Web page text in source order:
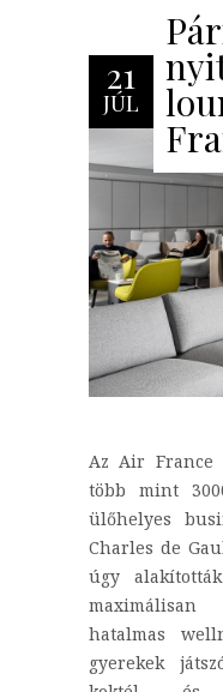
21
JÚL
Az Air France
több mint
ülőhelyes
Charles de
úgy
maximálisan
hatalmas
gyerekek